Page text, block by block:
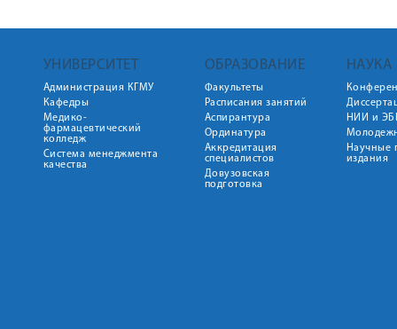
УНИВЕРСИТЕТ
Администрация КГМУ
Кафедры
Медико-
фармацевтический
колледж
Система менеджмента
качества
ОБРАЗОВАНИЕ
Факультеты
Расписания занятий
Аспирантура
Ординатура
Аккредитация
специалистов
Довузовская
подготовка
НАУКА
НИИ и
Научные
издания